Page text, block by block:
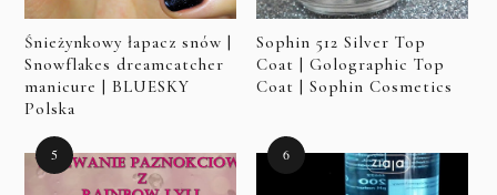
Śnieżynkowy łapacz snów |
Snowflakes dreamcatcher
manicure | BLUESKY
Polska
Sophin 512 Silver Top
Coat | Golographic Top
Coat | Sophin Cosmetics